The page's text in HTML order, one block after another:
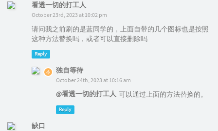
看透一切的打工人
October 23rd, 2023 at 10:02 pm
请问我之前刷的是蓝同学的，上面自带的几个图标也是按照
这种方法替换吗，或者可以直接删除吗
Reply
独自等待
October 24th, 2023 at 10:16 am
@看透一切的打工人 可以通过上面的方法替换的。
Reply
缺口